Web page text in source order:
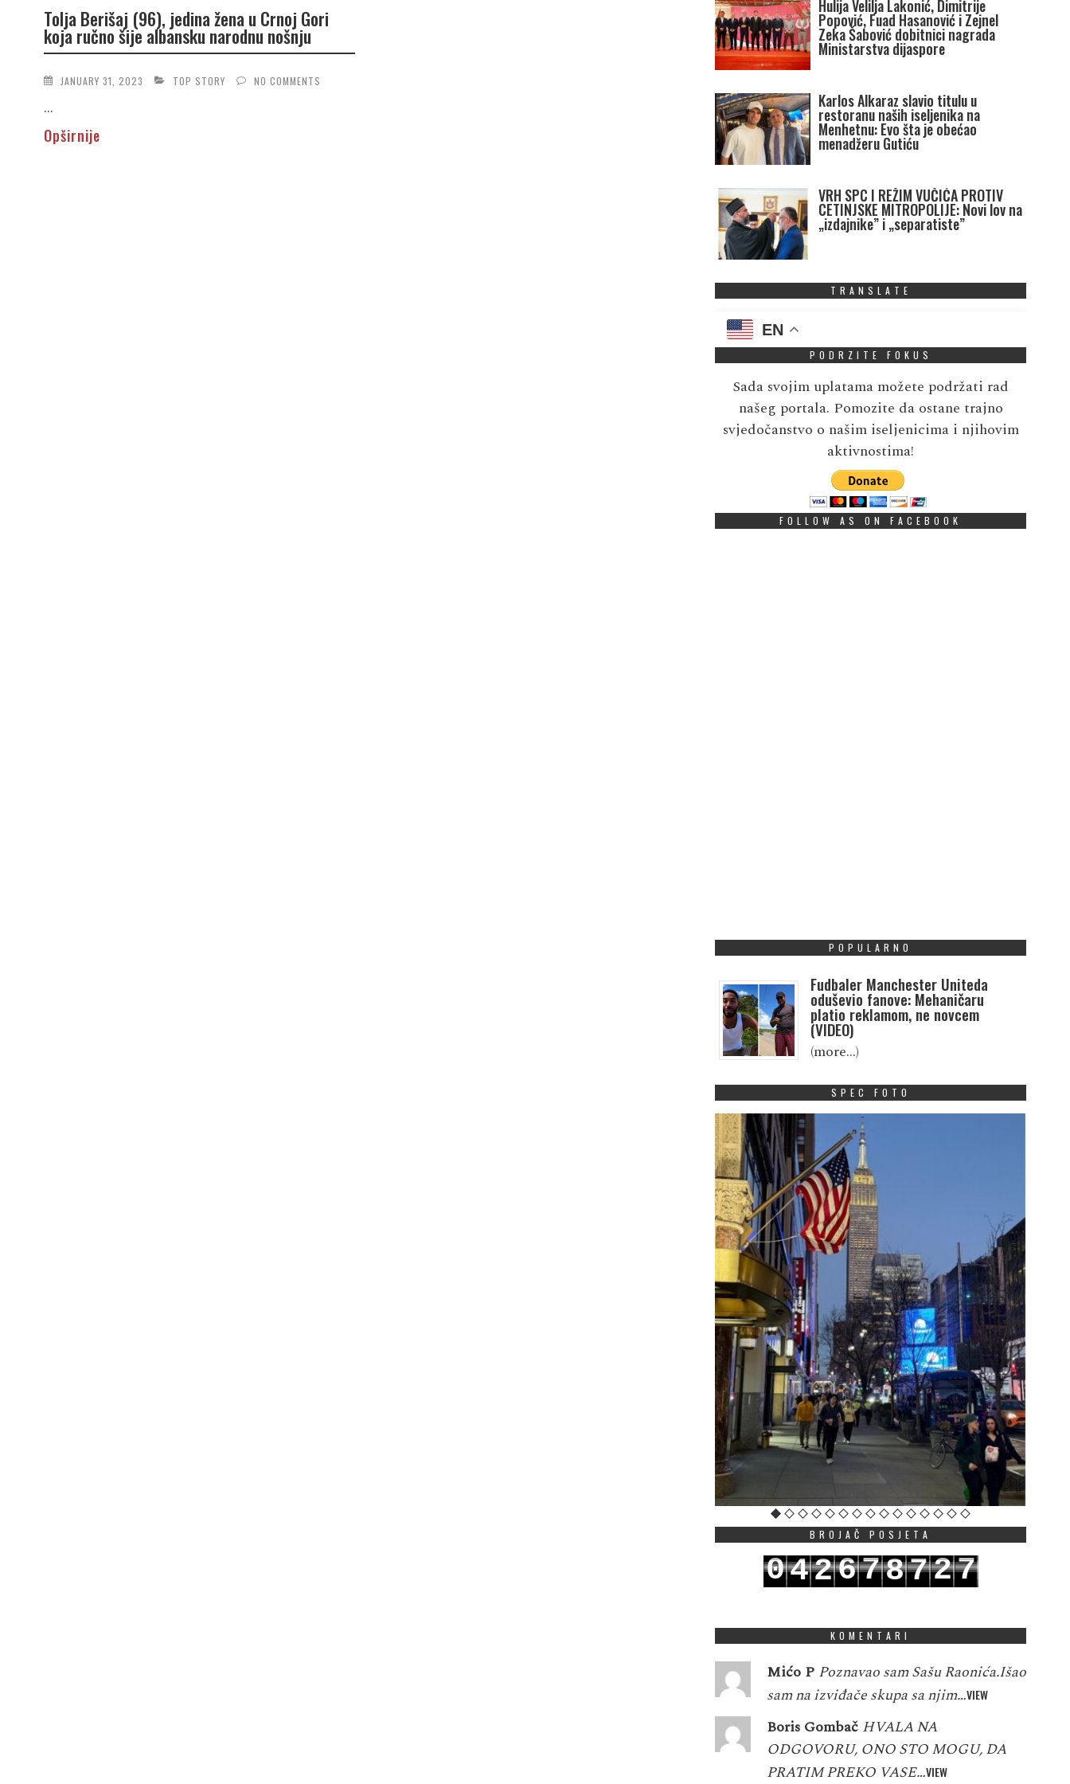
Tolja Berišaj (96), jedina žena u Crnoj Gori
koja ručno šije albansku narodnu nošnju
JANUARY 31, 2023 TOP STORY NO COMMENTS
...
Opširnije
Hulija Velilja Lakonić, Dimitrije
Popović, Fuad Hasanović i Zejnel
Zeka Šabović dobitnici nagrada
Ministarstva dijaspore
Karlos Alkaraz slavio titulu u
restoranu naših iseljenika na
Menhetnu: Evo šta je obećao
menadžeru Gutiću
VRH SPC I REŽIM VUČIĆA PROTIV
CETINJSKE MITROPOLIJE: Novi lov na
„izdajnike” i „separatiste”
TRANSLATE
EN
PODRZITE FOKUS
Sada svojim uplatama možete podržati rad
našeg portala. Pomozite da ostane trajno
svjedočanstvo o našim iseljenicima i njihovim
aktivnostima!
FOLLOW AS ON FACEBOOK
POPULARNO
Fudbaler Manchester Uniteda
oduševio fanove: Mehaničaru
platio reklamom, ne novcem
(VIDEO)
(more…)
SPEC FOTO
BROJAČ POSJETA
042678727
KOMENTARI
Mićo P Poznavao sam Sašu Raonića.Išao
sam na izviđače skupa sa njim…VIEW
Boris Gombač HVALA NA
ODGOVORU, ONO STO MOGU, DA
PRATIM PREKO VASE…VIEW